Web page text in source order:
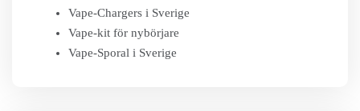
Vape-Chargers i Sverige
Vape-kit för nybörjare
Vape-Sporal i Sverige